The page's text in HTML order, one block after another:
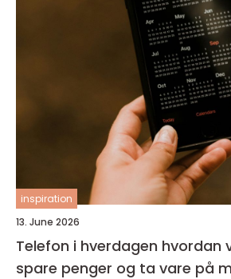
inspiration
13. June 2026
Telefon i hverdagen hvordan velge smart,
spare penger og ta vare på